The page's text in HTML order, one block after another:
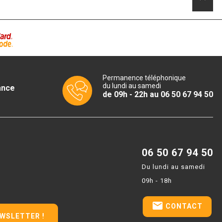
Permanence téléphonique
du lundi au samedi
de 09h - 22h au 06 50 67 94 50
!
06 50 67 94 50
Du lundi au samedi
09h - 18h
email CONTACT